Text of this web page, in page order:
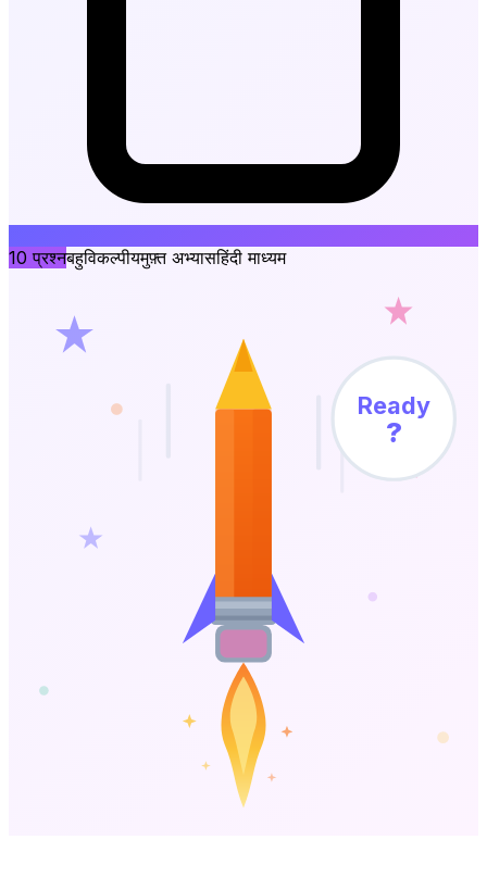
10 प्रश्नबहुविकल्पीयमुफ़्त अभ्यासहिंदी माध्यम
Ready
?